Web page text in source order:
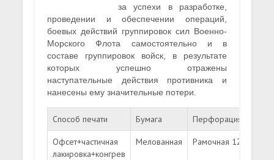
за успехи в разработке,
проведении и обеспечении операций,
боевых действий группировок сил Военно-
Морского Флота самостоятельно и в
составе группировок войск, в результате
которых успешно отражены
наступательные действия противника и
нанесены ему значительные потери.
Способ печати Бумага Перфорация
Офсет+частичная
лакировка+конгрев
Мелованная Рамочная 12